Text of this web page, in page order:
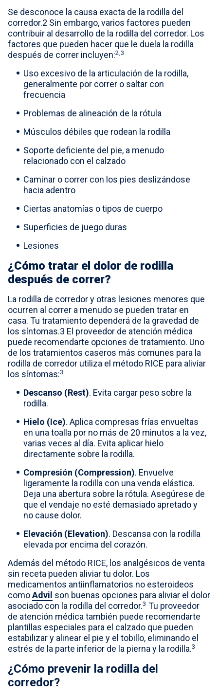
Se desconoce la causa exacta de la rodilla del
corredor.2 Sin embargo, varios factores pueden
contribuir al desarrollo de la rodilla del corredor. Los
factores que pueden hacer que le duela la rodilla
después de correr incluyen:2,3
Uso excesivo de la articulación de la rodilla,
generalmente por correr o saltar con
frecuencia
Problemas de alineación de la rótula
Músculos débiles que rodean la rodilla
Soporte deficiente del pie, a menudo
relacionado con el calzado
Caminar o correr con los pies deslizándose
hacia adentro
Ciertas anatomías o tipos de cuerpo
Superficies de juego duras
Lesiones
¿Cómo tratar el dolor de rodilla
después de correr?
La rodilla de corredor y otras lesiones menores que
ocurren al correr a menudo se pueden tratar en
casa. Tu tratamiento dependerá de la gravedad de
los síntomas.3 El proveedor de atención médica
puede recomendarte opciones de tratamiento. Uno
de los tratamientos caseros más comunes para la
rodilla de corredor utiliza el método RICE para aliviar
los síntomas:3
Descanso (Rest). Evita cargar peso sobre la
rodilla.
Hielo (Ice). Aplica compresas frías envueltas
en una toalla por no más de 20 minutos a la vez,
varias veces al día. Evita aplicar hielo
directamente sobre la rodilla.
Compresión (Compression). Envuelve
ligeramente la rodilla con una venda elástica.
Deja una abertura sobre la rótula. Asegúrese de
que el vendaje no esté demasiado apretado y
no cause dolor.
Elevación (Elevation). Descansa con la rodilla
elevada por encima del corazón.
Además del método RICE, los analgésicos de venta
sin receta pueden aliviar tu dolor. Los
medicamentos antiinflamatorios no esteroideos
comoAdvil son buenas opciones para aliviar el dolor
asociado con la rodilla del corredor.3 Tu proveedor
de atención médica también puede recomendarte
plantillas especiales para el calzado que pueden
estabilizar y alinear el pie y el tobillo, eliminando el
estrés de la parte inferior de la pierna y la rodilla.3
¿Cómo prevenir la rodilla del
corredor?